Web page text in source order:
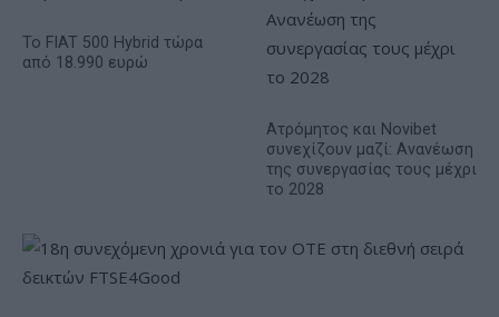
Το FIAT 500 Hybrid τώρα
από 18.990 ευρώ
Ατρόμητος και Novibet
συνεχίζουν μαζί: Ανανέωση
της συνεργασίας τους μέχρι
το 2028